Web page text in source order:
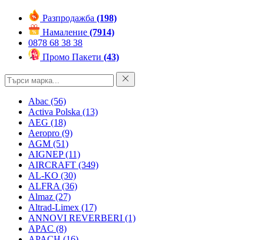
Разпродажба (198)
Намаление (7914)
0878 68 38 38
Промо Пакети (43)
Abac (56)
Activa Polska (13)
AEG (18)
Aeropro (9)
AGM (51)
AIGNEP(11)
AIRCRAFT (349)
AL-KO (30)
ALFRA (36)
Almaz (27)
Altrad-Limex (17)
ANNOVI REVERBERI (1)
APAC (8)